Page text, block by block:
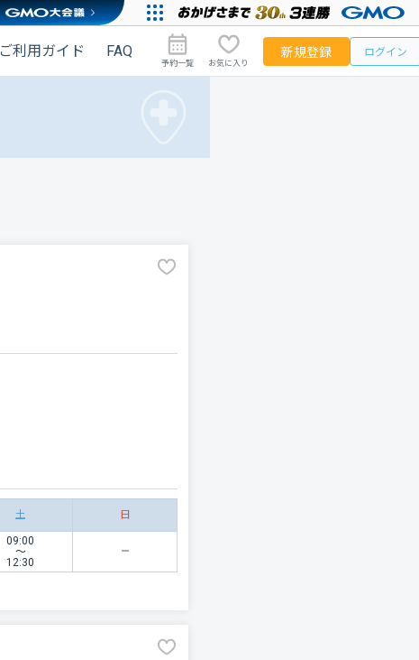
ご利用ガイド FAQ
予約一覧 お気に入り
新規登録 ログイン
土 日
09:00
〜
12:30